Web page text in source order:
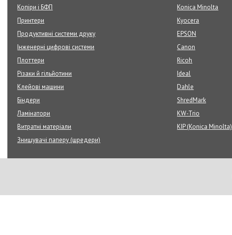
Копіри і БФП
Принтери
Продуктивні системи друку
Інженерні цифрові системи
Плоттери
Різаки й гільйотини
Клейові машини
Біндери
Ламінатори
Витратні матеріали
Знищувачі паперу (шредери)
Konica Minolta
Kyocera
EPSON
Canon
Ricoh
Ideal
Dahle
ShredMark
KW-Trio
KIP (Konica Minolta)